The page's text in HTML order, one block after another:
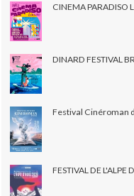
CINEMA PARADISO
DINARD FESTIVAL
Festival Cinéroman
FESTIVAL DE L'ALPE